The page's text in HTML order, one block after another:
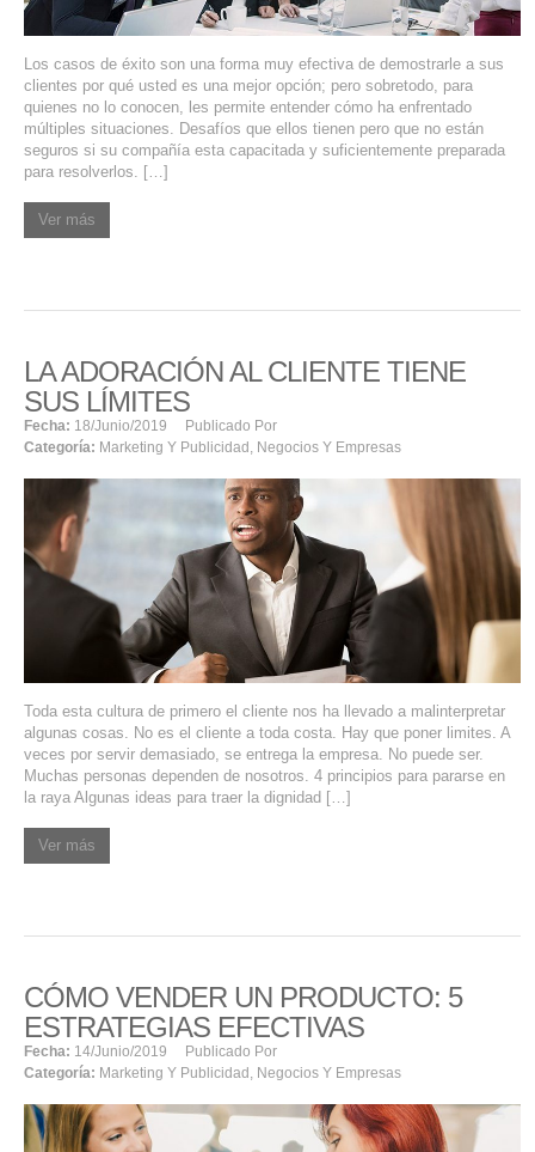
Los casos de éxito son una forma muy efectiva de demostrarle a sus
clientes por qué usted es una mejor opción; pero sobretodo, para
quienes no lo conocen, les permite entender cómo ha enfrentado
múltiples situaciones. Desafíos que ellos tienen pero que no están
seguros si su compañía esta capacitada y suficientemente preparada
para resolverlos. […]
Ver más
LA ADORACIÓN AL CLIENTE TIENE
SUS LÍMITES
Fecha: 18/junio/2019
Publicado Por
Categoría: Marketing Y Publicidad Negocios Y Empresas
Toda esta cultura de primero el cliente nos ha llevado a malinterpretar
algunas cosas. No es el cliente a toda costa. Hay que poner limites. A
veces por servir demasiado, se entrega la empresa. No puede ser.
Muchas personas dependen de nosotros. 4 principios para pararse en
la raya Algunas ideas para traer la dignidad […]
Ver más
CÓMO VENDER UN PRODUCTO: 5
ESTRATEGIAS EFECTIVAS
Fecha: 14/junio/2019
Publicado Por
Categoría: Marketing Y Publicidad , Negocios Y Empresas